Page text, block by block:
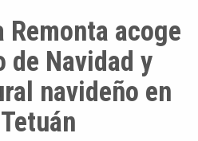
Remonta acoge
de Navidad y
navideño en